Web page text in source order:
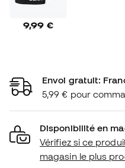
9,99 €
Envoi gratuit:
5,99 € pour
Disponibilité en
Vérifiez si ce
magasin le plus